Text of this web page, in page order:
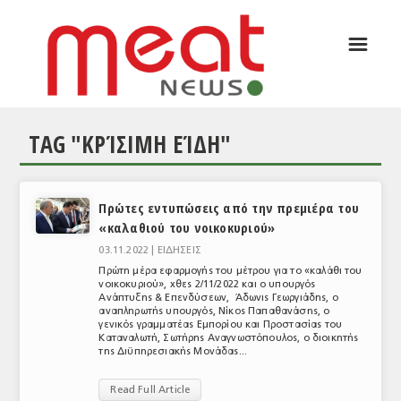
ΕΙΔΗΣΕΙΣ
ΘΕΜΑΤΑ
ΕΥΡΩΠΑΪΚΕΣ ΑΠΟΦΑΣΕΙΣ
☰
TAG "ΚΡΊΣΙΜΗ ΕΊΔΗ"
Πρώτες εντυπώσεις από την πρεμιέρα του
«καλαθιού του νοικοκυριού»
03.11.2022 |
ΕΙΔΗΣΕΙΣ
Πρώτη μέρα εφαρμογής του μέτρου για το «καλάθι του
νοικοκυριού», χθες 2/11/2022 και ο υπουργός
Ανάπτυξης & Επενδύσεων, Άδωνις Γεωργιάδης, ο
αναπληρωτής υπουργός, Νίκος Παπαθανάσης, ο
γενικός γραμματέας Εμπορίου και Προστασίας του
Καταναλωτή, Σωτήρης Αναγνωστόπουλος, ο διοικητής
της Διϋπηρεσιακής Μονάδας...
Read Full Article